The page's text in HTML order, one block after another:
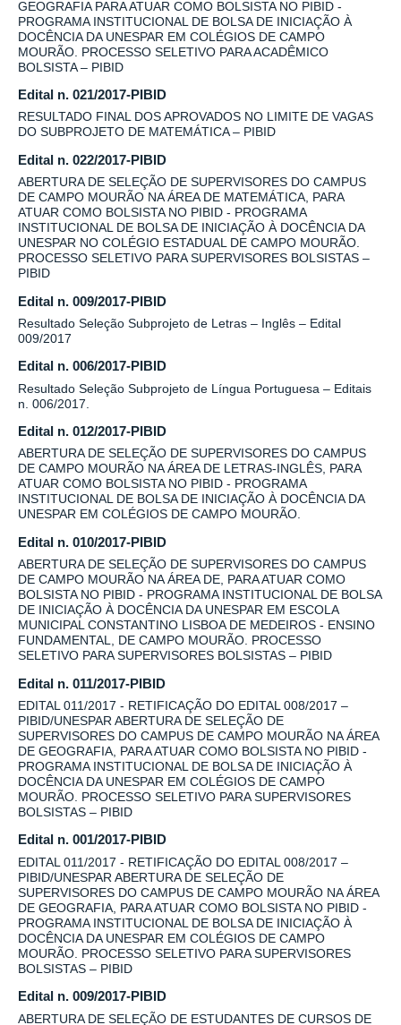
GEOGRAFIA PARA ATUAR COMO BOLSISTA NO PIBID -
PROGRAMA INSTITUCIONAL DE BOLSA DE INICIAÇÃO À
DOCÊNCIA DA UNESPAR EM COLÉGIOS DE CAMPO
MOURÃO. PROCESSO SELETIVO PARA ACADÊMICO
BOLSISTA – PIBID
Edital n. 021/2017-PIBID
RESULTADO FINAL DOS APROVADOS NO LIMITE DE VAGAS
DO SUBPROJETO DE MATEMÁTICA – PIBID
Edital n. 022/2017-PIBID
ABERTURA DE SELEÇÃO DE SUPERVISORES DO CAMPUS
DE CAMPO MOURÃO NA ÁREA DE MATEMÁTICA, PARA
ATUAR COMO BOLSISTA NO PIBID - PROGRAMA
INSTITUCIONAL DE BOLSA DE INICIAÇÃO À DOCÊNCIA DA
UNESPAR NO COLÉGIO ESTADUAL DE CAMPO MOURÃO.
PROCESSO SELETIVO PARA SUPERVISORES BOLSISTAS –
PIBID
Edital n. 009/2017-PIBID
Resultado Seleção Subprojeto de Letras – Inglês – Edital
009/2017
Edital n. 006/2017-PIBID
Resultado Seleção Subprojeto de Língua Portuguesa – Editais
n. 006/2017.
Edital n. 012/2017-PIBID
ABERTURA DE SELEÇÃO DE SUPERVISORES DO CAMPUS
DE CAMPO MOURÃO NA ÁREA DE LETRAS-INGLÊS, PARA
ATUAR COMO BOLSISTA NO PIBID - PROGRAMA
INSTITUCIONAL DE BOLSA DE INICIAÇÃO À DOCÊNCIA DA
UNESPAR EM COLÉGIOS DE CAMPO MOURÃO.
Edital n. 010/2017-PIBID
ABERTURA DE SELEÇÃO DE SUPERVISORES DO CAMPUS
DE CAMPO MOURÃO NA ÁREA DE, PARA ATUAR COMO
BOLSISTA NO PIBID - PROGRAMA INSTITUCIONAL DE BOLSA
DE INICIAÇÃO À DOCÊNCIA DA UNESPAR EM ESCOLA
MUNICIPAL CONSTANTINO LISBOA DE MEDEIROS - ENSINO
FUNDAMENTAL, DE CAMPO MOURÃO. PROCESSO
SELETIVO PARA SUPERVISORES BOLSISTAS – PIBID
Edital n. 011/2017-PIBID
EDITAL 011/2017 - RETIFICAÇÃO DO EDITAL 008/2017 –
PIBID/UNESPAR ABERTURA DE SELEÇÃO DE
SUPERVISORES DO CAMPUS DE CAMPO MOURÃO NA ÁREA
DE GEOGRAFIA, PARA ATUAR COMO BOLSISTA NO PIBID -
PROGRAMA INSTITUCIONAL DE BOLSA DE INICIAÇÃO À
DOCÊNCIA DA UNESPAR EM COLÉGIOS DE CAMPO
MOURÃO. PROCESSO SELETIVO PARA SUPERVISORES
BOLSISTAS – PIBID
Edital n. 001/2017-PIBID
EDITAL 011/2017 - RETIFICAÇÃO DO EDITAL 008/2017 –
PIBID/UNESPAR ABERTURA DE SELEÇÃO DE
SUPERVISORES DO CAMPUS DE CAMPO MOURÃO NA ÁREA
DE GEOGRAFIA, PARA ATUAR COMO BOLSISTA NO PIBID -
PROGRAMA INSTITUCIONAL DE BOLSA DE INICIAÇÃO À
DOCÊNCIA DA UNESPAR EM COLÉGIOS DE CAMPO
MOURÃO. PROCESSO SELETIVO PARA SUPERVISORES
BOLSISTAS – PIBID
Edital n. 009/2017-PIBID
ABERTURA DE SELEÇÃO DE ESTUDANTES DE CURSOS DE